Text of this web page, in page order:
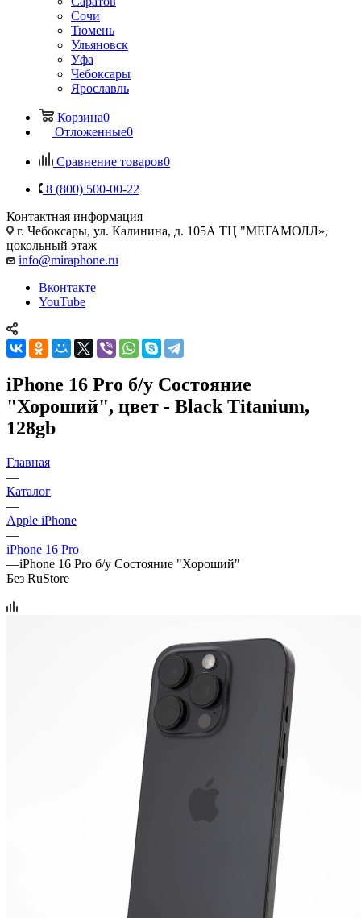
Сочи
Тюмень
Ульяновск
Уфа
Чебоксары
Ярославль
Корзина0
Отложенные0
Сравнение товаров0
8 (800) 500-00-22
Контактная информация
г. Чебоксары, ул. Калинина, д. 105А ТЦ "МЕГАМОЛЛ»,
цокольный этаж
info@miraphone.ru
Вконтакте
YouTube
iPhone 16 Pro б/у Состояние
"Хороший", цвет - Black Titanium,
128gb
Главная
—
Каталог
—
Apple iPhone
—
iPhone 16 Pro
—iPhone 16 Pro б/у Состояние "Хороший"
Без RuStore